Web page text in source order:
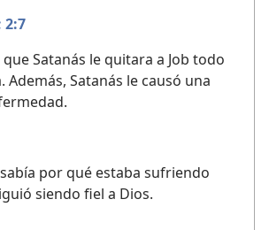
2:7
que Satanás le quitara a Job todo
Además, Satanás le causó una
por qué estaba sufriendo
siendo fiel a Dios.